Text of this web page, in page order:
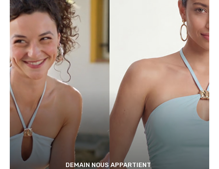
DEMAIN NOUS APPARTIENT